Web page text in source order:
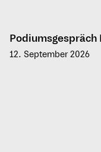
12. September 2026